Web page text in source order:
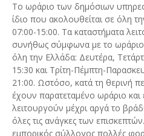
Το ωράριο των δημόσιων
ίδιο που ακολουθείται σε όλη
07:00-15:00. Τα καταστήματα
συνήθως σύμφωνα με το
όλη την Ελλάδα: Δευτέρα,
15:30 και Τρίτη-Πέμπτη-
21:00. Ωστόσο, κατά τη θερινή
έχουν παρατεταμένο ωράριο και
λειτουργούν μέχρι αργά το
όλες τις ανάγκες των
εμπορικός σύλλογος πολλές